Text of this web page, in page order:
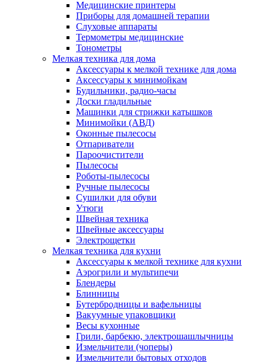
Медицинские принтеры
Приборы для домашней терапии
Слуховые аппараты
Термометры медицинские
Тонометры
Мелкая техника для дома
Аксессуары к мелкой технике для дома
Аксессуары к минимойкам
Будильники, радио-часы
Доски гладильные
Машинки для стрижки катышков
Минимойки (АВД)
Оконные пылесосы
Отпариватели
Пароочистители
Пылесосы
Роботы-пылесосы
Ручные пылесосы
Сушилки для обуви
Утюги
Швейная техника
Швейные аксессуары
Электрощетки
Мелкая техника для кухни
Аксессуары к мелкой технике для кухни
Аэрогрили и мультипечи
Блендеры
Блинницы
Бутербродницы и вафельницы
Вакуумные упаковщики
Весы кухонные
Грили, барбекю, электрошашлычницы
Измельчители (чоперы)
Измельчители бытовых отходов